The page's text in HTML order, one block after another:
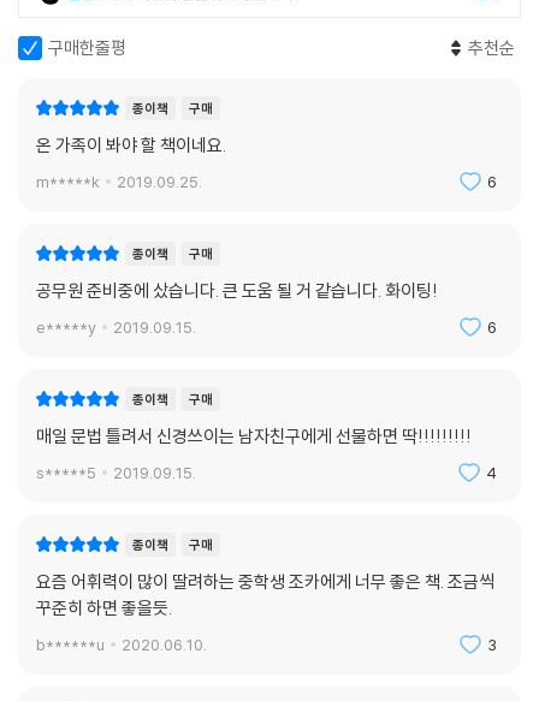
구매한줄평 추천순
종이책 구매
온 가족이 봐야 할 책이네요.
m*****k 2019.09.25. 6
종이책 구매
공무원 준비중에 샀습니다. 큰 도움 될 거 같습니다. 화이팅!
e*****y 2019.09.15. 6
종이책 구매
매일 문법 틀려서 신경쓰이는 남자친구에게 선물하면 딱!!!!!!!!!
s*****5 2019.09.15. 4
종이책 구매
요즘 어휘력이 많이 딸려하는 중학생 조카에게 너무 좋은 책. 조금씩
꾸준히 하면 좋을듯.
b******u 2020.06.10. 3